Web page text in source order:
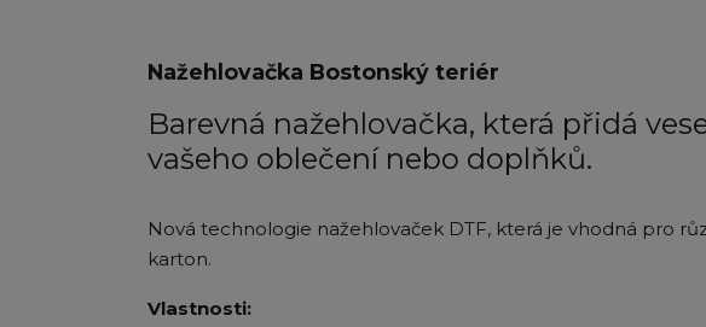
Nažehlovačka Bostonský teriér
Barevná nažehlovačka, která přidá
vašeho oblečení nebo doplňků.
Nová technologie nažehlovaček DTF, která je vhodná pro
karton.
Vlastnosti: